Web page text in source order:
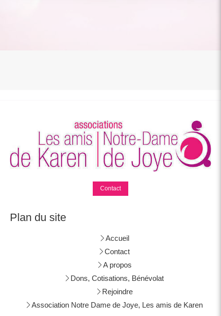
Contact
Plan du site
Accueil
Contact
A propos
Dons, Cotisations, Bénévolat
Rejoindre
Association Notre Dame de Joye, Les amis de Karen